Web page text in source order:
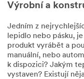
Výrobní a
Jedním z
lepidlo nebo pásku,
produkt vyrábět a
manuální, nebo
k dispozici? Jakým
vystaven? Existují